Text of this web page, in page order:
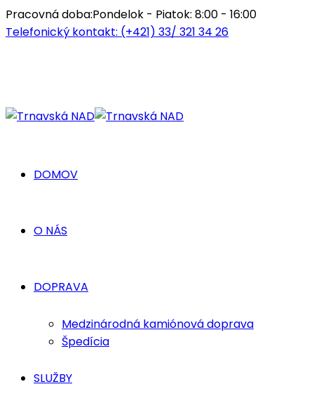
Pracovná doba:Pondelok - Piatok: 8:00 - 16:00
Telefonický kontakt: (+421) 33/ 321 34 26
DOMOV
O NÁS
DOPRAVA
Medzinárodná kamiónová doprava
Špedícia
SLUŽBY